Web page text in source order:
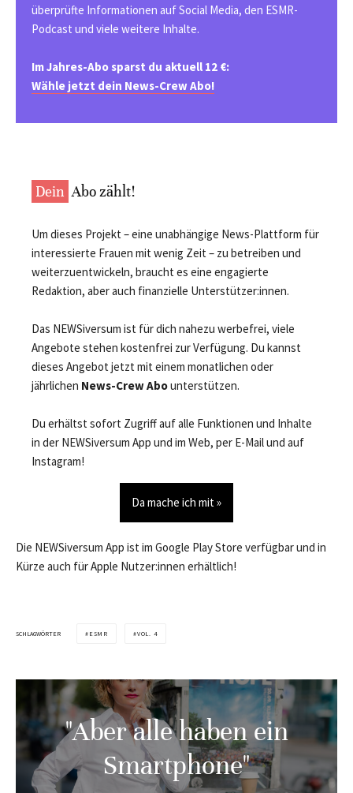
überprüfte Informationen auf Social Media, den ESMR-
Podcast und viele weitere Inhalte.
Im Jahres-Abo sparst du aktuell 12 €:
Wähle jetzt dein News-Crew Abo!
Dein Abo zählt!
Um dieses Projekt – eine unabhängige News-Plattform für
interessierte Frauen mit wenig Zeit – zu betreiben und
weiterzuentwickeln, braucht es eine engagierte
Redaktion, aber auch finanzielle Unterstützer:innen.
Das NEWSiversum ist für dich nahezu werbefrei, viele
Angebote stehen kostenfrei zur Verfügung. Du kannst
dieses Angebot jetzt mit einem monatlichen oder
jährlichen News-Crew Abounterstützen.
Du erhältst sofort Zugriff auf alle Funktionen und Inhalte
in der NEWSiversum App und im Web, per E-Mail und auf
Instagram!
Da mache ich mit »
Die NEWSiversum App ist im Google Play Store verfügbar und in
Kürze auch für Apple Nutzer:innen erhältlich!
SCHLAGWÖRTER ESMR VOL. 4
"Aber alle haben ein
Smartphone"